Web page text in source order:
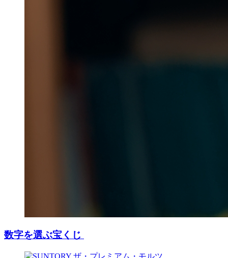
数字を選ぶ宝くじ